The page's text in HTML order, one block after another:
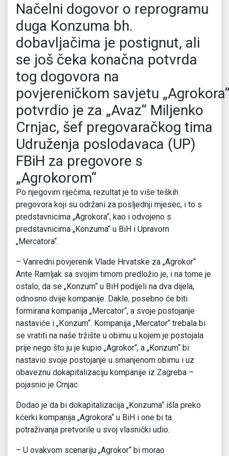
Načelni dogovor o reprogramu
duga Konzuma bh.
dobavljačima je postignut, ali
se još čeka konačna potvrda
tog dogovora na
povjereničkom savjetu
potvrdio je za „Avaz“ Miljenko
Crnjac, šef pregovaračkog tima
Udruženja poslodavaca (UP)
FBiH za pregovore s
„Agrokorom“
Po njegovim riječima, rezultat je to više teških
pregovora koji su održani za posljednji mjesec, i to s
predstavnicima „Agrokora“, kao i odvojeno s
predstavnicima „Konzuma“ u BiH i Upravom
„Mercatora“.
– Vanredni povjerenik Vlade Hrvatske za „Agrokor“
Ante Ramljak sa svojim timom predložio je, i na tome je
ostalo, da se „Konzum“ u BiH podijeli na dva dijela,
odnosno dvije kompanije. Dakle, posebno će biti
formirana kompanija „Mercator“, a svoje postojanje
nastaviće i „Коnzum“. Kompanija „Mercator“ trebala bi
se vratiti na naše tržište u obimu u kojem je postojala
prije nego što ju je kupio „Agrokor“, a „Konzum“ bi
nastavio svoje postojanje u smanjenom obimu i uz
obaveznu dokapitalizaciju kompanije iz Zagreba –
pojasnio je Crnjac.
Dodao je da bi dokapitalizacija „Konzuma“ išla preko
kćerki kompanija „Agrokora“ u BiH i one bi ta
potraživanja pretvorile u svoj vlasnički udio.
– U ovakvom scenariju „Agrokor“ bi morao